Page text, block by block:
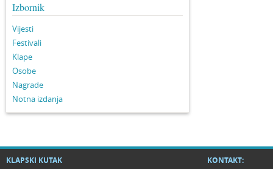
Izbornik
Vijesti
Festivali
Klape
Osobe
Nagrade
Notna izdanja
KLAPSKI KUTAK KONTAKT: